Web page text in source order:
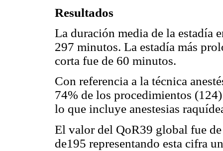
Resultados
La duración media de la estadía
297 minutos. La estadía más
corta fue de 60 minutos.
Con referencia a la técnica
74% de los procedimientos
lo que incluye anestesias
El valor del QoR39 global fue
de195 representando esta cifra